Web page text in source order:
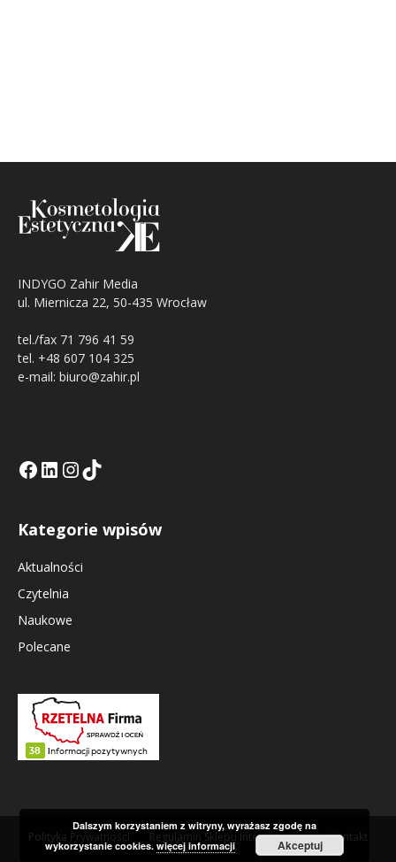
INDYGO Zahir Media
ul. Miernicza 22, 50-435 Wrocław
tel./fax 71 796 41 59
tel. +48 607 104 325
e-mail: biuro@zahir.pl
Facebook
LinkedIn
Tik Tok KEInstagramm KE
Kategorie wpisów
Aktualności
Czytelnia
Naukowe
Polecane
Polityka Prywatności Regulamin Sklepu Internetowego Kontakt
Dalszym korzystaniem z witryny, wyrażasz zgodę na
wykorzystanie cookies.więcej informacji Akceptuj